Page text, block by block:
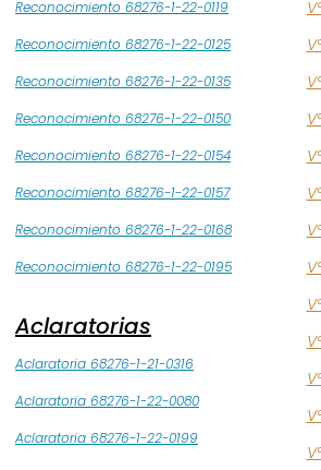
Reconocimiento 68276-1-22-0119
Reconocimiento 68276-1-22-0125
Reconocimiento 68276-1-22-0135
Reconocimiento 68276-1-22-0150
Reconocimiento 68276-1-22-0154
Reconocimiento 68276-1-22-0157
Reconocimiento 68276-1-22-0168
Reconocimiento 68276-1-22-0195
Aclaratorias
Aclaratoria 68276-1-21-0316
Aclaratoria 68276-1-22-0080
Aclaratoria 68276-1-22-0199